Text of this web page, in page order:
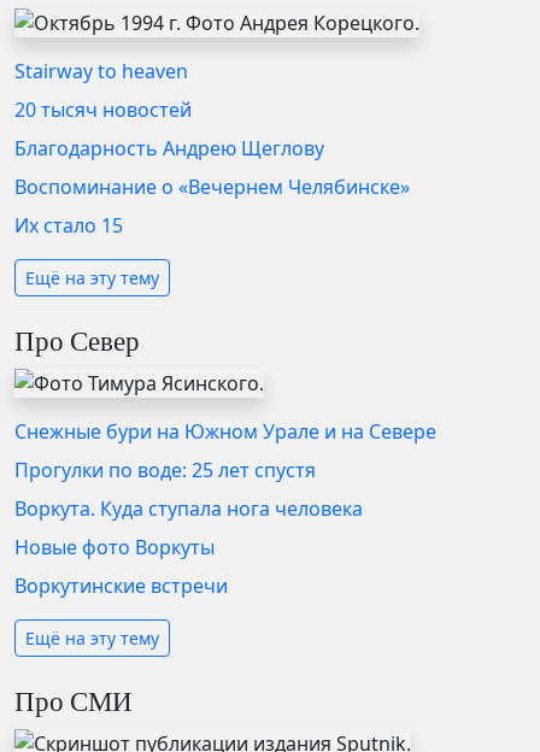
Stairway to heaven
20 тысяч новостей
Благодарность Андрею Щеглову
Воспоминание о «Вечернем Челябинске»
Их стало 15
Ещё на эту тему
Про Север
Снежные бури на Южном Урале и на Севере
Прогулки по воде: 25 лет спустя
Воркута. Куда ступала нога человека
Новые фото Воркуты
Воркутинские встречи
Ещё на эту тему
Про СМИ